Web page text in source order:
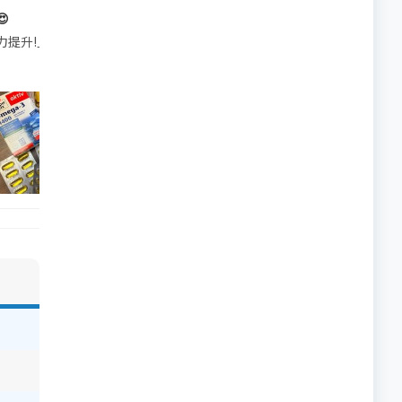
帶的行動電源機身已標示「10000mAh」，卻仍被要求當場丟
提升!｣ 長時間對住電腦､剪片寫稿,成日覺得眼睛乾澀､腦袋好似｢斷